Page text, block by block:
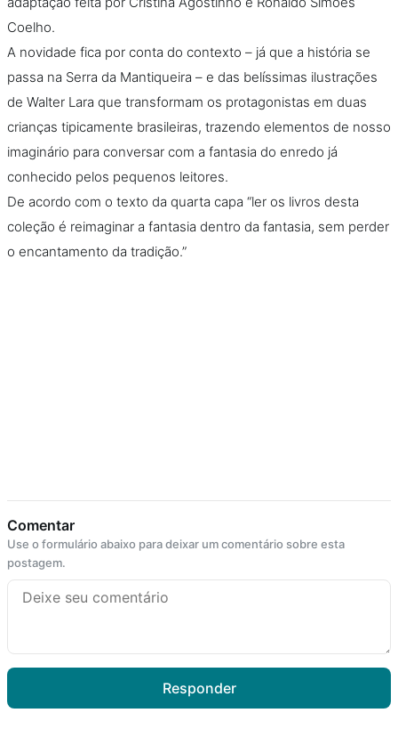
Coelho.
A novidade fica por conta do contexto – já que a história se
passa na Serra da Mantiqueira – e das belíssimas ilustrações
de Walter Lara que transformam os protagonistas em duas
crianças tipicamente brasileiras, trazendo elementos de nosso
imaginário para conversar com a fantasia do enredo já
conhecido pelos pequenos leitores.
De acordo com o texto da quarta capa “ler os livros desta
coleção é reimaginar a fantasia dentro da fantasia, sem perder
o encantamento da tradição.”
Comentar
Use o formulário abaixo para deixar um comentário sobre esta
postagem.
Responder